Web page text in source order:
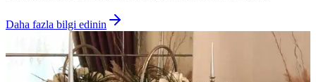
Daha fazla bilgi edinin